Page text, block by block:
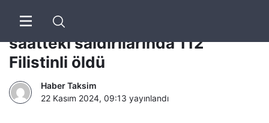
Soykırımcı İsrail’in son 12
saatteki saldırılarında 112
Filistinli öldü
Haber Taksim
22 Kasım 2024, 09:13 yayınlandı